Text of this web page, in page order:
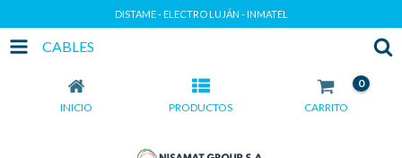
DISTAME - ELECTRO LUJÁN - INMATEL
CABLES
INICIO PRODUCTOS CARRITO
0